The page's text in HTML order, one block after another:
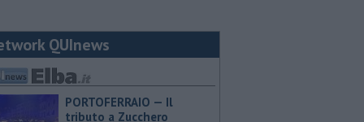
QUInews
PORTOFERRAIO — Il
tributo a Zucchero